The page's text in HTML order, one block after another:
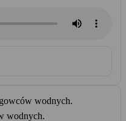
wodnych.
wodnych.